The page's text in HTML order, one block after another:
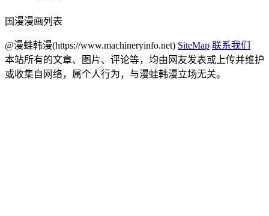
国漫漫画列表
@漫蛙韩漫(https://www.machineryinfo.net) SiteMap 联系我们
本站所有的文章、图片、评论等，均由网友发表或上传并维护
或收集自网络，属个人行为，与漫蛙韩漫立场无关。